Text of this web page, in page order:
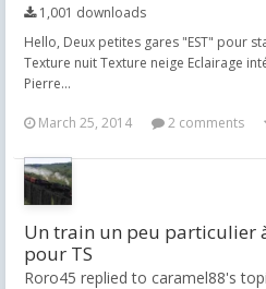
1,001 downloads
Hello, Deux petites gares "EST" pour
Texture nuit Texture neige Eclairage
Pierre...
March 25, 2014 2 comments
Un train un peu particulier
pour TS
Roro45 replied to caramel88's